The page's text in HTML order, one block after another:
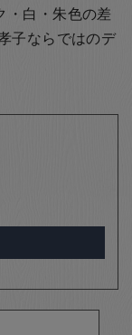
・白・朱色の差
子ならではのデ